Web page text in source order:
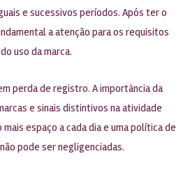
e sucessivos períodos. Após ter o
a atenção para os requisitos
uso da marca.
perda de registro. A importância da
e sinais distintivos na atividade
espaço a cada dia e uma política de
pode ser negligenciadas.